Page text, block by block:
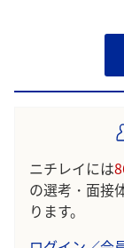
ニチレイには
の選考・面接
ります。